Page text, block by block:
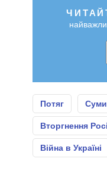
Потяг Суми
Вторгнення
Війна в Україні